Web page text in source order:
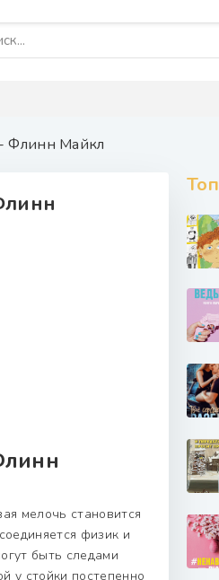
Флинн Майкл
мелочь становится
физик и
быть следами
у стойки постепенно
Топ